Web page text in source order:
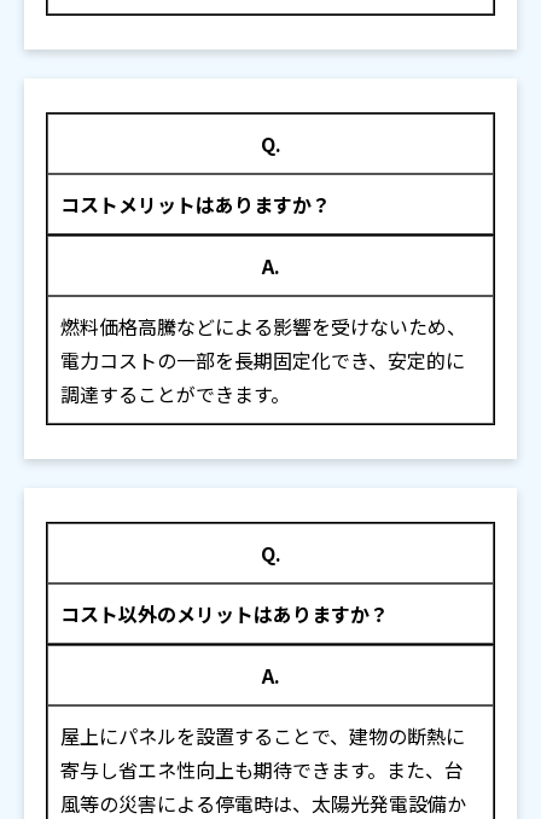
Q.
コストメリットはありますか？
A.
燃料価格高騰などによる影響を受けないため、
電力コストの一部を長期固定化でき、安定的に
調達することができます。
Q.
コスト以外のメリットはありますか？
A.
屋上にパネルを設置することで、建物の断熱に
寄与し省エネ性向上も期待できます。また、台
風等の災害による停電時は、太陽光発電設備か